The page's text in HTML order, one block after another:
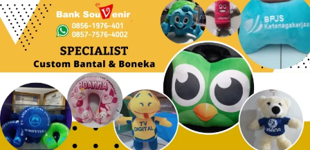
Langsung
ke